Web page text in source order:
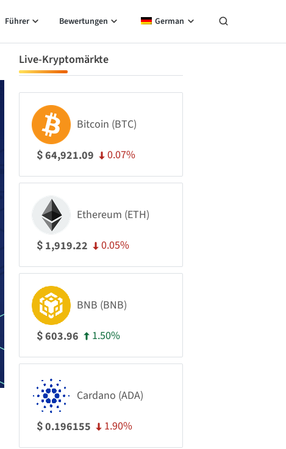
Führer Bewertungen German
Live-Kryptomärkte
Bitcoin (BTC)
$64,921.09 0.07%
Ethereum (ETH)
$ 1,919.22 0.05%
BNB (BNB)
$603.96 1.50%
Cardano (ADA)
$0.196155 1.90%